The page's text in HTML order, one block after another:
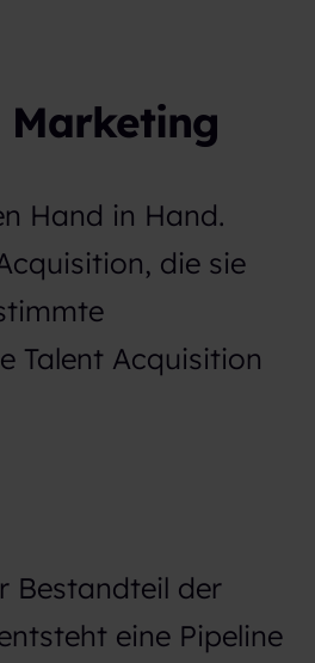
Marketing
Hand in Hand.
die sie
Talent Acquisition
Bestandteil der
eine Pipeline